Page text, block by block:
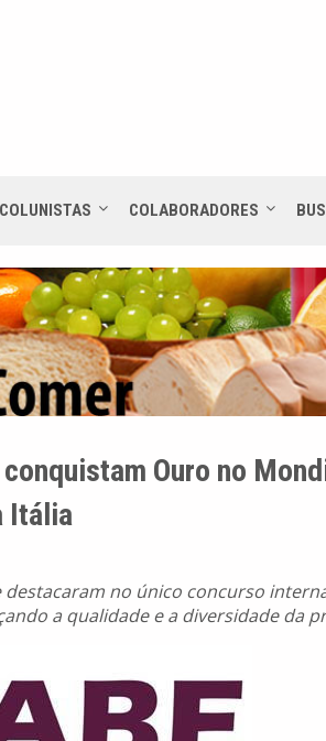
COLUNISTAS COLABORADORES
Ouro no
Itália
destacaram no único concurso
a qualidade e a diversidade da